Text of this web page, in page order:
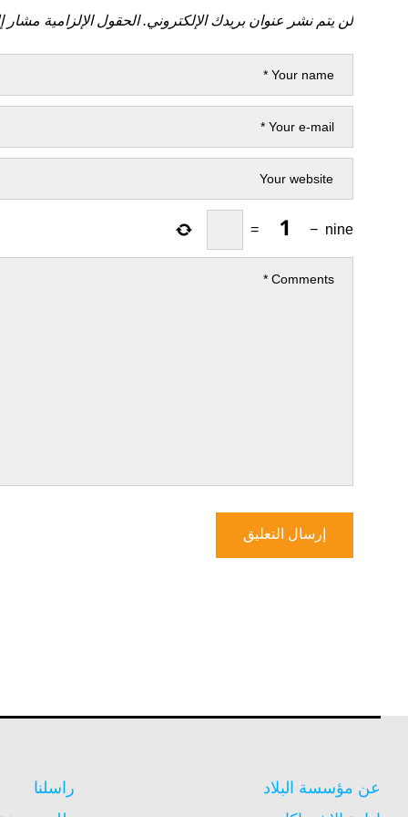
لن يتم نشر عنوان بريدك الإلكتروني. الحقول الإلزامية مشار
nine
−
=
عن مؤسسة البلاد
راسلنا